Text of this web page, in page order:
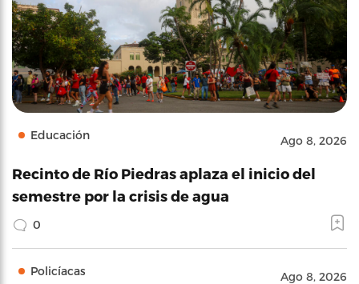
Educación Ago 8, 2026
Recinto de Río Piedras aplaza el inicio del
semestre por la crisis de agua
0
Policíacas Ago 8, 2026